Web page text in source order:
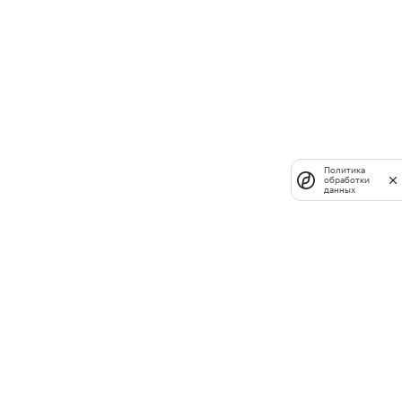
Политика
обработки
данных